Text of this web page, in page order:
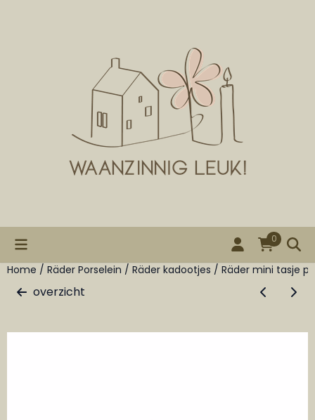
0
Home / Räder Porselein / Räder kadootjes / Räder mini tasje
overzicht